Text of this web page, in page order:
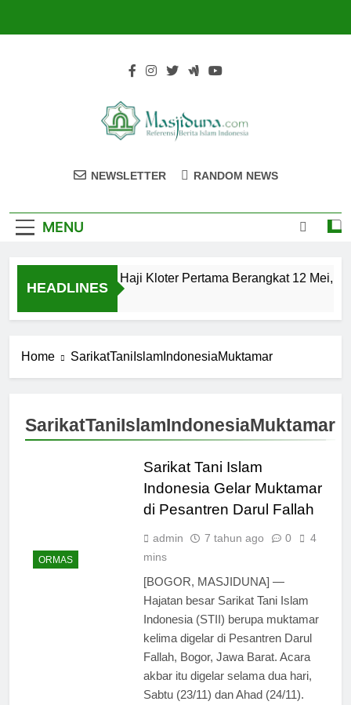
Masjiduna
NEWSLETTER RANDOM NEWS
MENU
HEADLINES
Calon Jemaah Haji Kloter Pertama Berangkat 12 Mei,
Home SarikatTaniIslamIndonesiaMuktamar
SarikatTaniIslamIndonesiaMuktamar
ORMAS
Sarikat Tani Islam
Indonesia Gelar Muktamar
di Pesantren Darul Fallah
admin 7 tahun ago 0
4
mins
[BOGOR, MASJIDUNA] —
Hajatan besar Sarikat Tani Islam
Indonesia (STII) berupa muktamar
kelima digelar di Pesantren Darul
Fallah, Bogor, Jawa Barat. Acara
akbar itu digelar selama dua hari,
Sabtu (23/11) dan Ahad (24/11).